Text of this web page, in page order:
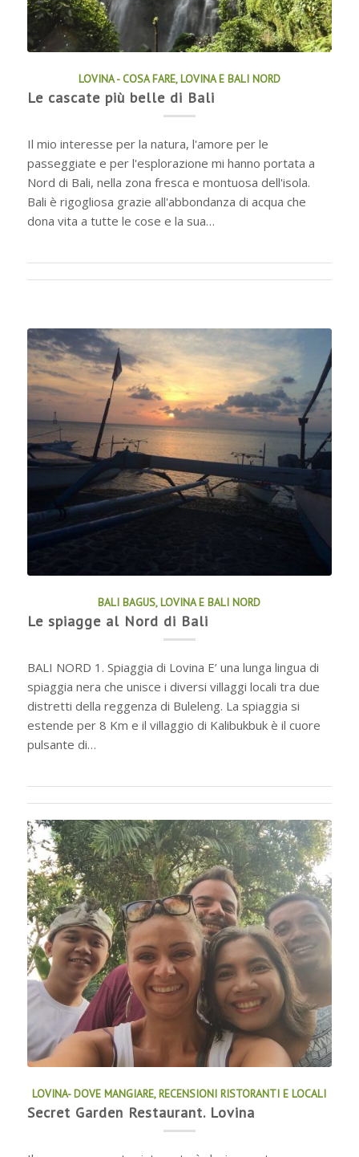
LOVINA - COSA FARE,LOVINA E BALI NORD
Le cascate più belle di Bali
Il mio interesse per la natura, l'amore per le
passeggiate e per l'esplorazione mi hanno portata a
Nord di Bali, nella zona fresca e montuosa dell'isola.
Bali è rigogliosa grazie all'abbondanza di acqua che
dona vita a tutte le cose e la sua…
BALI BAGUS,LOVINA E BALI NORD
Le spiagge al Nord di Bali
BALI NORD 1. Spiaggia di Lovina E’ una lunga lingua di
spiaggia nera che unisce i diversi villaggi locali tra due
distretti della reggenza di Buleleng. La spiaggia si
estende per 8 Km e il villaggio di Kalibukbuk è il cuore
pulsante di…
LOVINA- DOVE MANGIARE,RECENSIONI RISTORANTI E LOCALI
Secret Garden Restaurant. Lovina